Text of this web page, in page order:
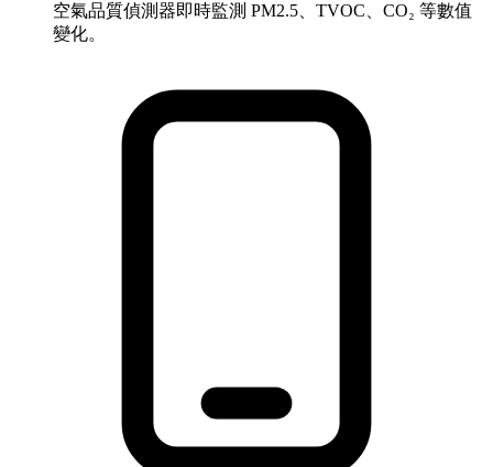
空氣品質偵測器即時監測 PM2.5、TVOC、CO₂ 等數值
變化。